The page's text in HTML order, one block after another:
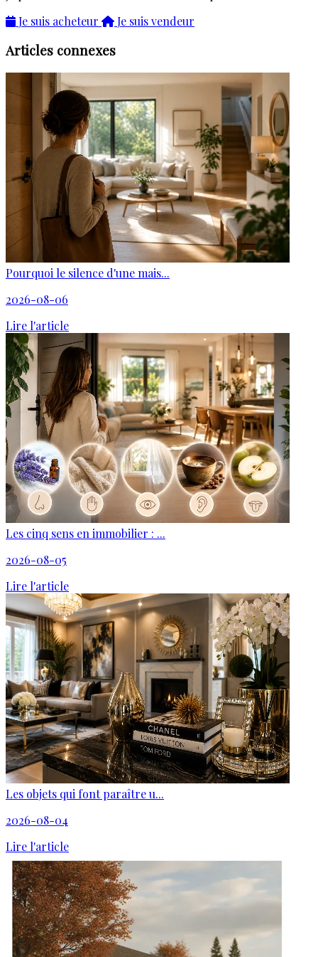
Je suis acheteur
Je suis vendeur
Articles connexes
Pourquoi le silence d'une mais...
2026-08-06
Lire l'article
Les cinq sens en immobilier : ...
2026-08-05
Lire l'article
Les objets qui font paraître u...
2026-08-04
Lire l'article